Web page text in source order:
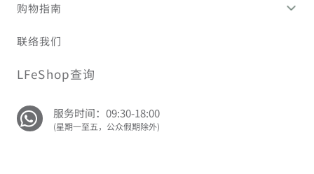
购物指南
联络我们
LFeShop查询
服务时间：09:30-18:00
(星期一至五，公众假期除外)